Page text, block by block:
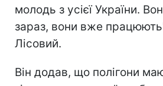
молодь з усієї України.
зараз, вони вже
Лісовий.
Він додав, що полігони